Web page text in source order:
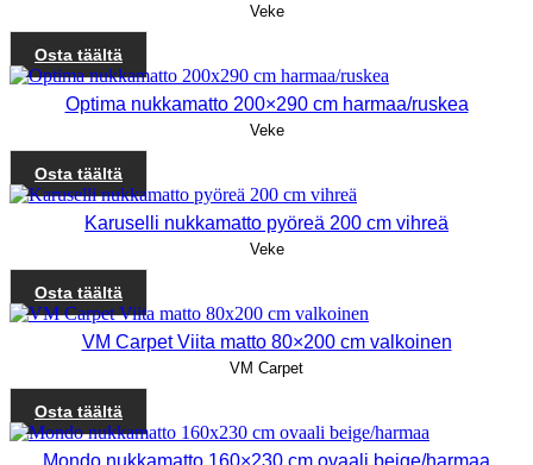
Veke
Osta täältä
Optima nukkamatto 200×290 cm harmaa/ruskea
Veke
Osta täältä
Karuselli nukkamatto pyöreä 200 cm vihreä
Veke
Osta täältä
VM Carpet Viita matto 80×200 cm valkoinen
VM Carpet
Osta täältä
Mondo nukkamatto 160×230 cm ovaali beige/harmaa